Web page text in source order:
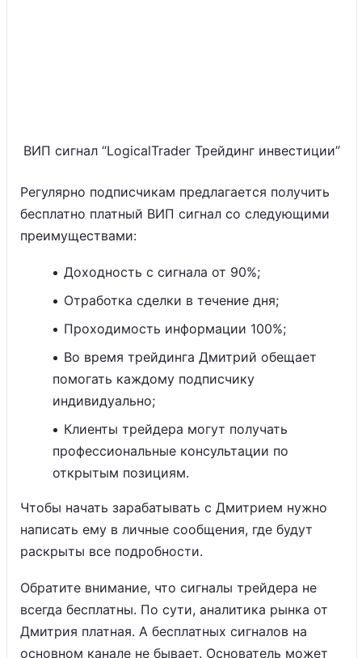
ВИП сигнал “LogicalTrader Трейдинг инвестиции”
Регулярно подписчикам предлагается получить
бесплатно платный ВИП сигнал со следующими
преимуществами:
Доходность с сигнала от 90%;
Отработка сделки в течение дня;
Проходимость информации 100%;
Во время трейдинга Дмитрий обещает
помогать каждому подписчику
индивидуально;
Клиенты трейдера могут получать
профессиональные консультации по
открытым позициям.
Чтобы начать зарабатывать с Дмитрием нужно
написать ему в личные сообщения, где будут
раскрыты все подробности.
Обратите внимание, что сигналы трейдера не
всегда бесплатны. По сути, аналитика рынка от
Дмитрия платная. А бесплатных сигналов на
основном канале не бывает. Основатель может